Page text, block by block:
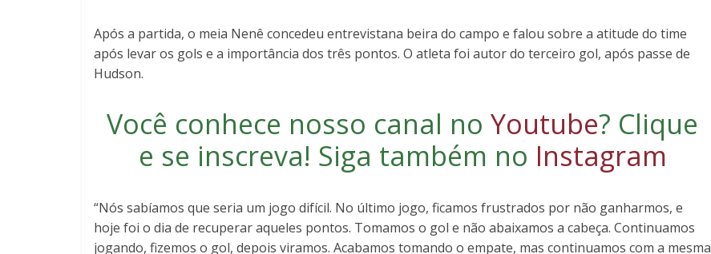
Após a partida, o meia Nenê concedeu entrevistana beira do campo e falou sobre a atitude do time
após levar os gols e a importância dos três pontos. O atleta foi autor do terceiro gol, após passe de
Hudson.
Você conhece nosso canal no Youtube? Clique
e se inscreva! Siga também no Instagram
“Nós sabíamos que seria um jogo difícil. No último jogo, ficamos frustrados por não ganharmos, e
hoje foi o dia de recuperar aqueles pontos. Tomamos o gol e não abaixamos a cabeça. Continuamos
jogando, fizemos o gol, depois viramos. Acabamos tomando o empate, mas continuamos com a mesma